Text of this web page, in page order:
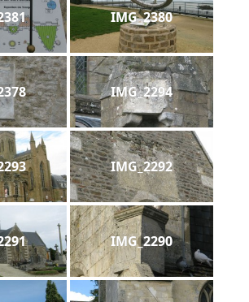
IMG_2380
IMG_2294
IMG_2292
IMG_2290